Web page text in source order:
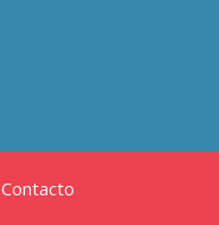
Contacto